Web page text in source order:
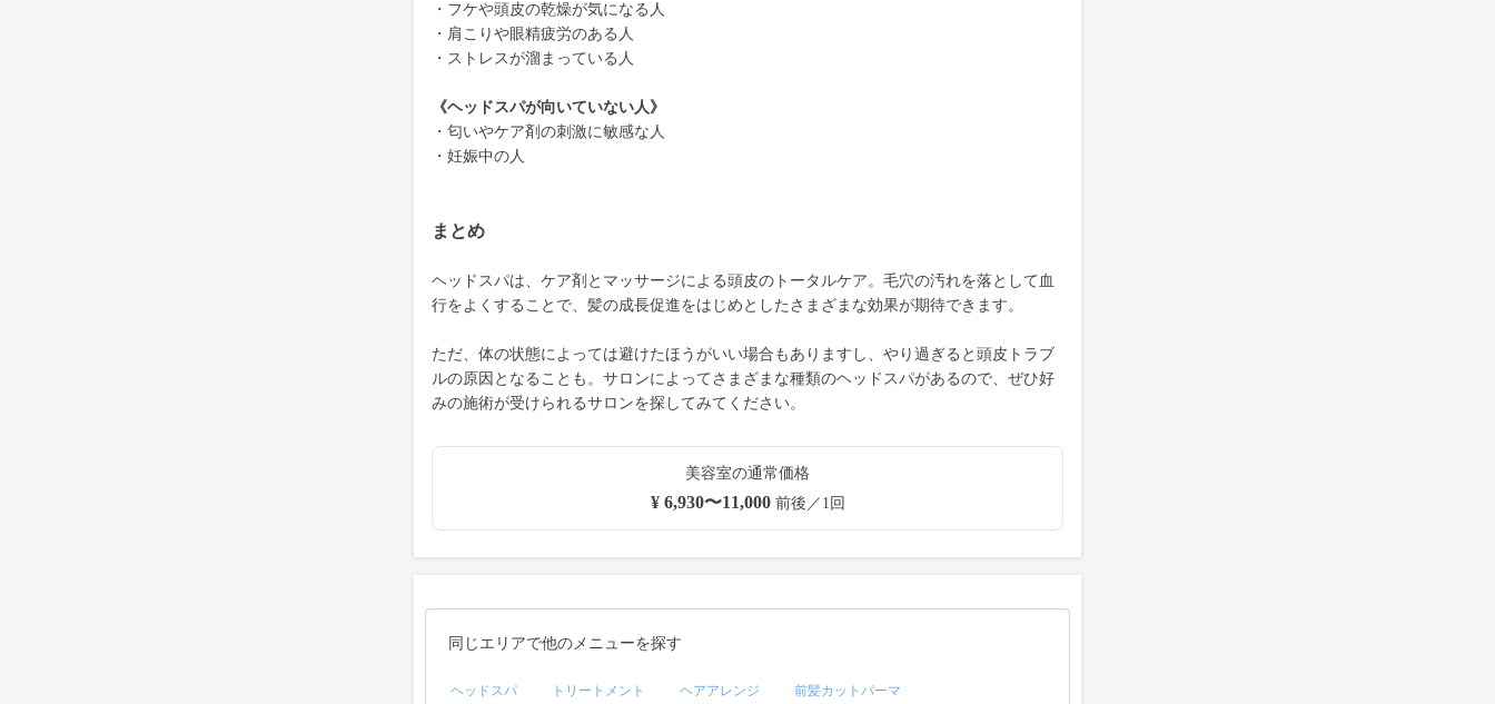
・フケや頭皮の乾燥が気になる人
・肩こりや眼精疲労のある人
・ストレスが溜まっている人
《ヘッドスパが向いていない人》
・匂いやケア剤の刺激に敏感な人
・妊娠中の人
まとめ
ヘッドスパは、ケア剤とマッサージによる頭皮のトータルケア。毛穴の汚れを落として血
行をよくすることで、髪の成長促進をはじめとしたさまざまな効果が期待できます。
ただ、体の状態によっては避けたほうがいい場合もありますし、やり過ぎると頭皮トラブ
ルの原因となることも。サロンによってさまざまな種類のヘッドスパがあるので、ぜひ好
みの施術が受けられるサロンを探してみてください。
美容室の通常価格
¥ 6,930〜11,000前後／1回
同じエリアで他のメニューを探す
ヘッドスパ トリートメント ヘアアレンジ 前髪カットパーマ